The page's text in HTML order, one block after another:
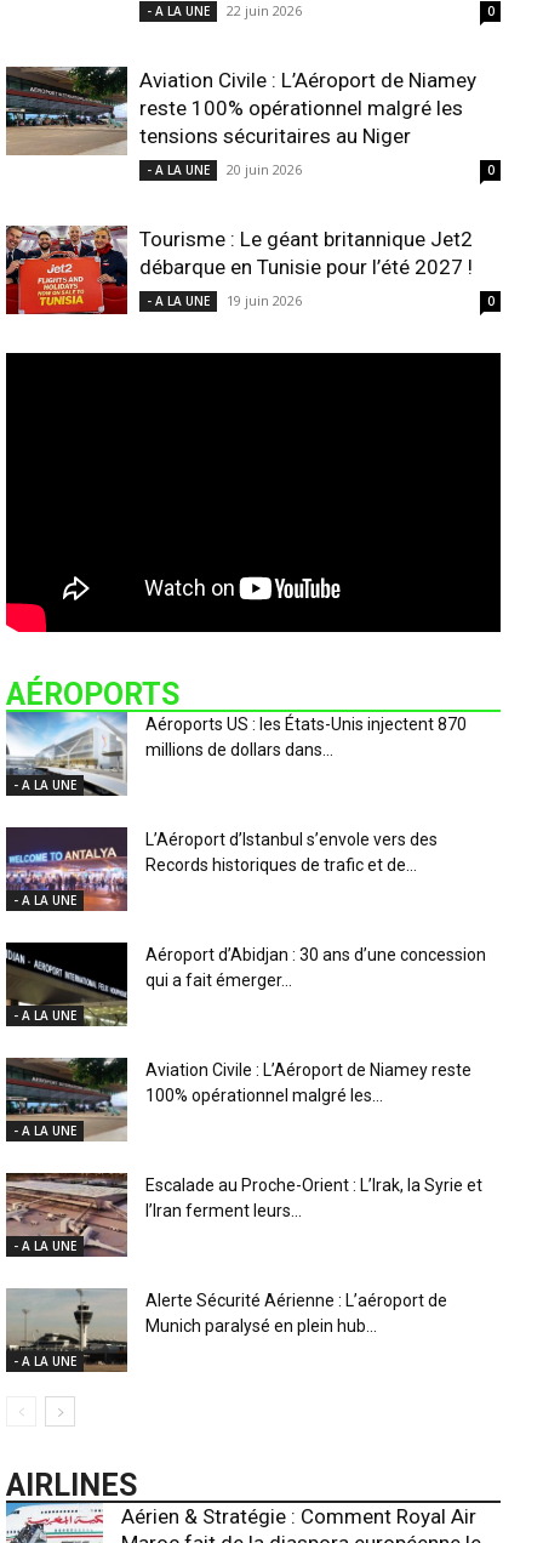
- A LA UNE 22 juin 2026 0
Aviation Civile : L’Aéroport de Niamey
reste 100% opérationnel malgré les
tensions sécuritaires au Niger
- A LA UNE 20 juin 2026 0
Tourisme : Le géant britannique Jet2
débarque en Tunisie pour l’été 2027 !
- A LA UNE 19 juin 2026 0
AÉROPORTS
- A LA UNE
Aéroports US : les États-Unis injectent 870
millions de dollars dans...
- A LA UNE
L’Aéroport d’Istanbul s’envole vers des
Records historiques de trafic et de...
- A LA UNE
Aéroport d’Abidjan : 30 ans d’une concession
qui a fait émerger...
- A LA UNE
Aviation Civile : L’Aéroport de Niamey reste
100% opérationnel malgré les...
- A LA UNE
Escalade au Proche-Orient : L’Irak, la Syrie et
l’Iran ferment leurs...
- A LA UNE
Alerte Sécurité Aérienne : L’aéroport de
Munich paralysé en plein hub...
AIRLINES
Aérien & Stratégie : Comment Royal Air